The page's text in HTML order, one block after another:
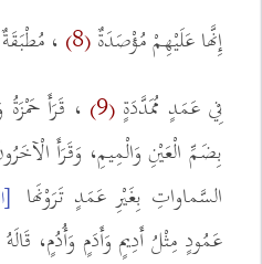
إِنَّها عَلَيْهِمْ مُؤْصَدَةٌ(8)
،
فِي عَمَدٍ مُمَدَّدَةٍ(9)
، قَرَأَ
بِضَمِّ الْعَيْنِ وَالْمِيمِ، وَقَرَأَ
السَّماواتِ بِغَيْرِ عَمَدٍ تَرَوْنَها
عَمُودٍ مِثْلُ أَدِيمٍ وَأَدَمٍ وَأُدُمٍ،